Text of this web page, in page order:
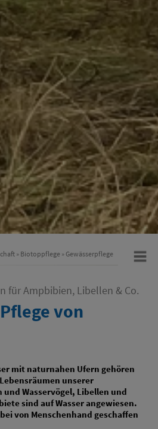
» Biotoppflege » Gewässerpflege
für Ampbibien, Libellen & Co.
von
mit naturnahen Ufern gehören
unserer
Wasservögel, Libellen und
sind auf Wasser angewiesen.
von Menschenhand geschaffen